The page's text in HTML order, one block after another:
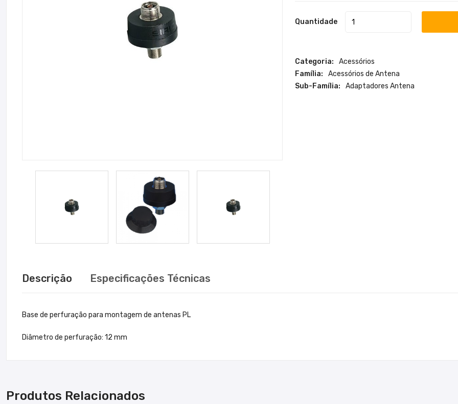
Quantidade
Categoria:
Acessórios
Família:
Acessórios de Antena
Sub-Família:
Adaptadores Antena
Descrição Especificações Técnicas
Base de perfuração para montagem de antenas PL
Diâmetro de perfuração: 12 mm
Produtos Relacionados